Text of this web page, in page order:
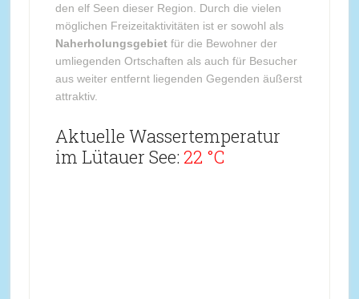
den elf Seen dieser Region. Durch die vielen
möglichen Freizeitaktivitäten ist er sowohl als
Naherholungsgebietfür die Bewohner der
umliegenden Ortschaften als auch für Besucher
aus weiter entfernt liegenden Gegenden äußerst
attraktiv.
Aktuelle Wassertemperatur
im Lütauer See: 22 °C